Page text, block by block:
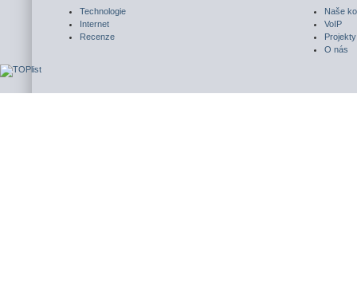
Technologie
Internet
Recenze
Naše
VoIP
Projekty
O nás